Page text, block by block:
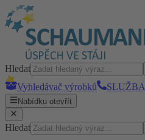
Hledat
Vyhledávač výrobků
SLUŽBA
Nabídku otevřít
Hledat